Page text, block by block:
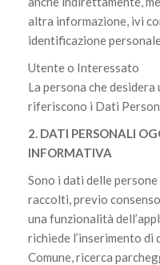
altra informazione, ivi
identificazione
Utente o Interessato
La persona che
riferiscono i Dati
2. DATI PERSONALI
INFORMATIVA
Sono i dati delle
raccolti, previo
una funzionalità
richiede l’inserimento di
Comune, ricerca